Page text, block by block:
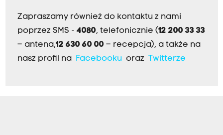
Zapraszamy również do kontaktu z nami
poprzez SMS - 4080, telefonicznie (12 200 33 33
– antena,12 630 60 00 – recepcja), a także na
nasz profil na Facebookuoraz Twitterze